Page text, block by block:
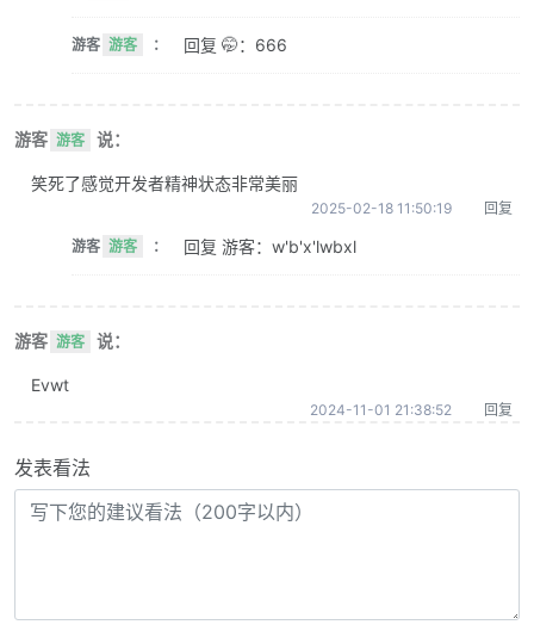
游客 游客 ： 回复 🤭：666
游客 游客 说：
笑死了感觉开发者精神状态非常美丽
2025-02-18 11:50:19 回复
游客 游客 ： 回复 游客：w'b'x'lwbxl
游客 游客 说：
Evwt
2024-11-01 21:38:52 回复
发表看法